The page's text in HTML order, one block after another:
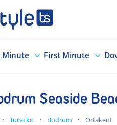
Minute First Minute
Seaside
Turecko Bodrum Ortakent